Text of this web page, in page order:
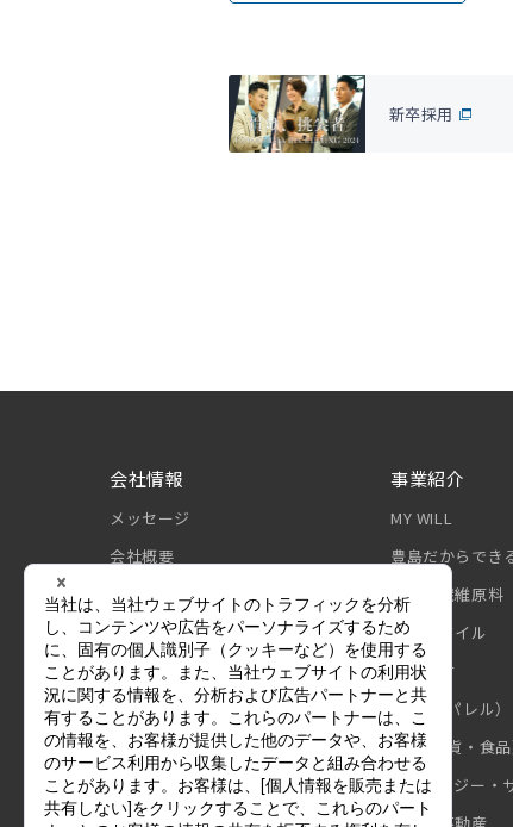
新卒採用
会社情報
メッセージ
会社概要
組織図
豊島のあゆみ
国内・海外拠点
グループ会社
豊島DX戦略
財務情報
事業紹介
MY WILL
豊島だからでき
原糸・繊維原料
テキスタイル
産業資材
製品（アパレル）
製品（雑貨・食品
テクノロジー・